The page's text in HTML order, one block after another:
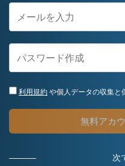
利用規約や個人データの収集と
無料アカ
次